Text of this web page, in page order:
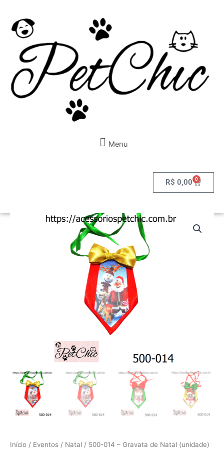
conteúdo
Menu
R$ 0,00 0
Cart
Início / Eventos / Natal / 500-014 – Gravata de Natal (unidade)
500-